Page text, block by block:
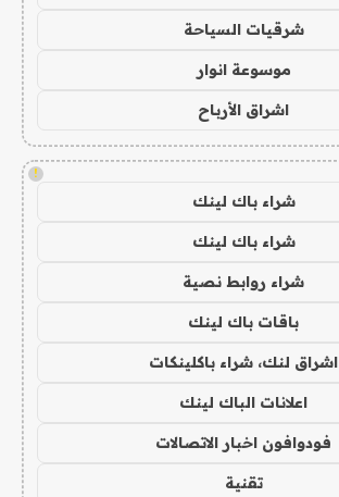
شرقيات السياحة
موسوعة انوار
اشراق الأرباح
!
شراء باك لينك
شراء باك لينك
شراء روابط نصية
باقات باك لينك
اشراق لنك، شراء باكلينكات
اعلانات الباك لينك
فودوافون اخبار الاتصالات
تقنية